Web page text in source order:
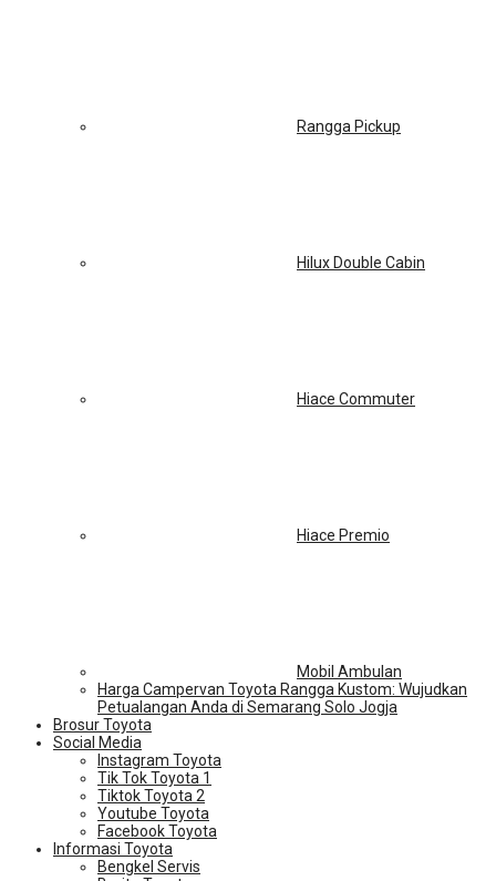
Rangga Pickup
Hilux Double Cabin
Hiace Commuter
Hiace Premio
Mobil Ambulan
Harga Campervan Toyota Rangga Kustom: Wujudkan
Petualangan Anda di Semarang Solo Jogja
Brosur Toyota
Social Media
Instagram Toyota
Tik Tok Toyota 1
Tiktok Toyota 2
Youtube Toyota
Facebook Toyota
Informasi Toyota
Bengkel Servis